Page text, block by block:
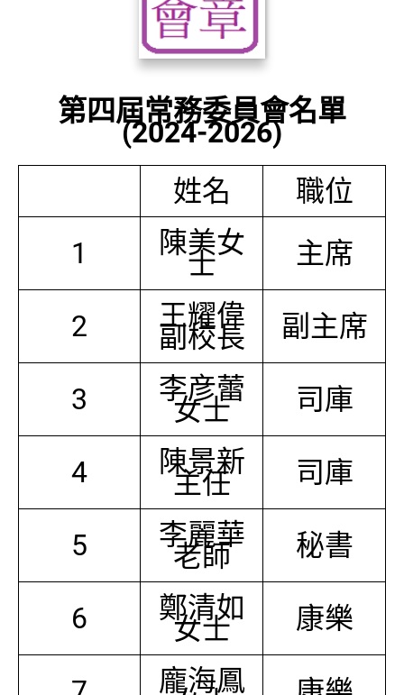
第四屆常務委員會名單
(2024-2026)
姓名
職位
1
陳美女
士 主席
2 王耀偉
副校長 副主席
3 李彦蕾
女士 司庫
4 陳景新
主任 司庫
5 李麗華
老師 秘書
6 鄭清如
女士 康樂
龐海鳳